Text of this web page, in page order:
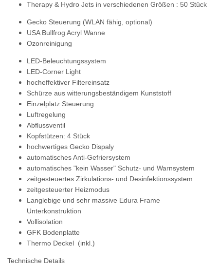
Therapy & Hydro Jets in verschiedenen Größen : 50 Stück
Gecko Steuerung (WLAN fähig, optional)
USA Bullfrog Acryl Wanne
Ozonreinigung
LED-Beleuchtungssystem
LED-Corner Light
hocheffektiver Filtereinsatz
Schürze aus witterungsbeständigem Kunststoff
Einzelplatz Steuerung
Luftregelung
Abflussventil
Kopfstützen: 4 Stück
hochwertiges Gecko Dispaly
automatisches Anti-Gefriersystem
automatisches "kein Wasser" Schutz- und Warnsystem
zeitgesteuertes Zirkulations- und Desinfektionssystem
zeitgesteuerter Heizmodus
Langlebige und sehr massive Edura Frame
Unterkonstruktion
Vollisolation
GFK Bodenplatte
Thermo Deckel (inkl.)
Technische Details